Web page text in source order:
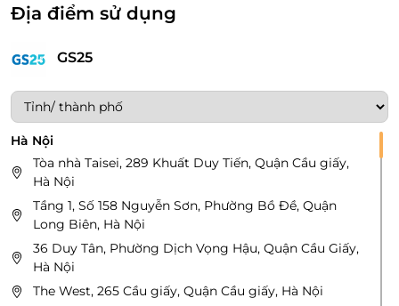
Địa điểm sử dụng
GS25
Hà Nội
Tòa nhà Taisei, 289 Khuất Duy Tiến, Quận Cầu giấy,
Hà Nội
Tầng 1, Số 158 Nguyễn Sơn, Phường Bồ Đề, Quận
Long Biên, Hà Nội
36 Duy Tân, Phường Dịch Vọng Hậu, Quận Cầu Giấy,
Hà Nội
The West, 265 Cầu giấy, Quận Cầu giấy, Hà Nội